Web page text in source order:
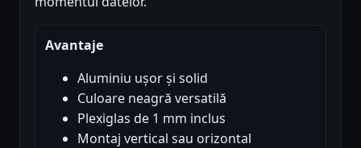
Avantaje
Aluminiu ușor și solid
Culoare neagră versatilă
Plexiglas de 1 mm inclus
Montaj vertical sau orizontal